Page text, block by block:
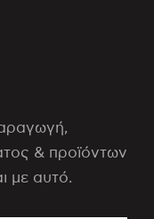
& προϊόντων
με αυτό.